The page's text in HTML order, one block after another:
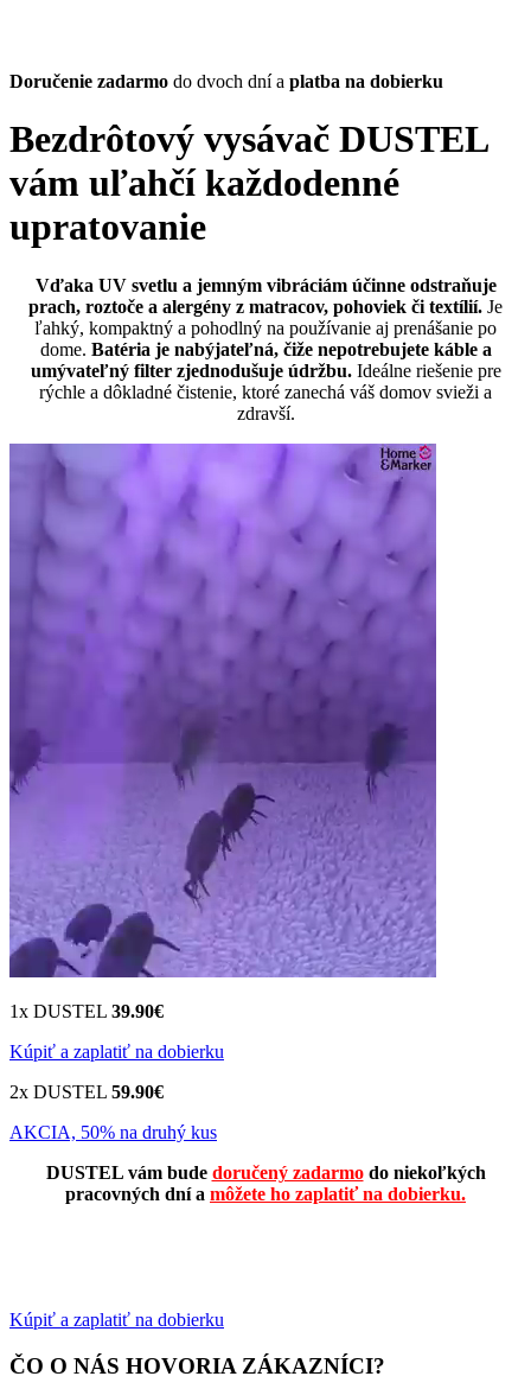
Doručenie zadarmo do dvoch dní a platba na dobierku
Bezdrôtový vysávač DUSTEL
vám uľahčí každodenné
upratovanie
Vďaka UV svetlu a jemným vibráciám účinne odstraňuje
prach, roztoče a alergény z matracov, pohoviek či textílií. Je
ľahký, kompaktný a pohodlný na používanie aj prenášanie po
dome. Batéria je nabýjateľná, čiže nepotrebujete káble a
umývateľný filter zjednodušuje údržbu.Ideálne riešenie pre
rýchle a dôkladné čistenie, ktoré zanechá váš domov svieži a
zdravší.
1x DUSTEL 39.90€
Kúpiť a zaplatiť na dobierku
2x DUSTEL 59.90€
AKCIA, 50% na druhý kus
DUSTEL vám bude doručený zadarmo do niekoľkých
pracovných dní a môžete ho zaplatiť na dobierku.
Kúpiť a zaplatiť na dobierku
ČO O NÁS HOVORIA ZÁKAZNÍCI?